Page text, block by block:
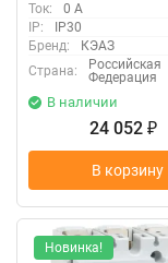
Ток:
0 А
IP:
IP30
Бренд:
КЭАЗ
Страна:
Российская
Федерация
В наличии
24 052 ₽
В корзину
Новинка!